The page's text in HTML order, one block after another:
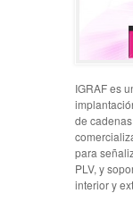
IGRAF es
de
para
PLV, y
interior y